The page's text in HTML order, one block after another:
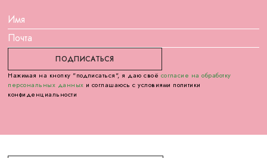
Нажимая на кнопку "подписаться", я даю своё согласие на обработку
персональных данных и соглашаюсь с условиями политики
конфиденциальности